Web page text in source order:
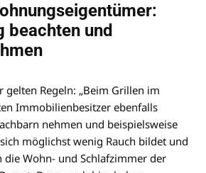
beachten und
gelten Regeln: „Beim Grillen im
Immobilienbesitzer ebenfalls
nehmen und beispielsweise
möglichst wenig Rauch bildet und
Wohn- und Schlafzimmer der